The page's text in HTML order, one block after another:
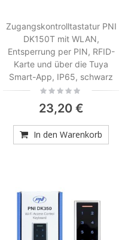
Zugangskontrolltastatur PNI
DK150T mit WLAN,
Entsperrung per PIN, RFID-
Karte und über die Tuya
Smart-App, IP65, schwarz
Rating:
23,20 €
In den Warenkorb